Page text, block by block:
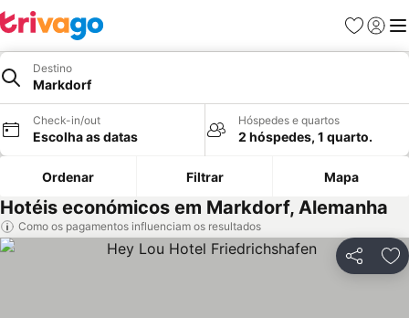
Favoritos
Iniciar
Destino
Markdorf
Check-in/out
Escolha as datas
Hóspedes e quartos
2 hóspedes, 1 quarto.
Ordenar Filtrar Mapa
Hotéis económicos em Markdorf, Alemanha
Como os pagamentos influenciam os resultados
Partilhar